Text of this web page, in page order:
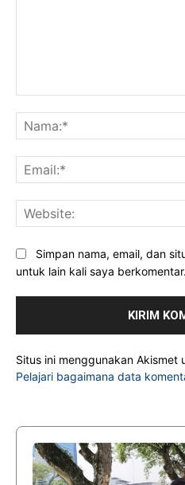
Simpan nama, email, dan
untuk lain kali saya berkomentar.
Situs ini menggunakan Akismet
Pelajari bagaimana data